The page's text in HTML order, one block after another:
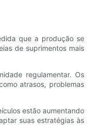
que a produção se
de suprimentos mais
regulamentar. Os
atrasos, problemas
estão aumentando
suas estratégias às